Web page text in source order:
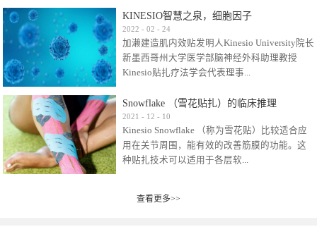
很多，比如试穿件衣服有时都会过敏，特定条
件下吃东西有时也会过敏，难道不吃不穿了？
其他品牌的在此我们不予评价，就KINESIO肌内
效贴布来说，40多年的研究开发制造肌内效贴
比如我本人，几乎天天接触KINESIO肌内效，无
论从皮肤适应性还是本人皮肤本身就不属于不
易过敏的那种，基本不会有过敏瘙痒的情况。
但是，当身体不适、休息不好、持续紧张等特
殊因素的影响下，有时还是会出现瘙痒过敏的
前后后居家近30天左右，感觉日子都日夜颠倒
KINESIO智慧之泉，细胞因子
2022 - 02 - 24
加濑建造肌内效贴发明人Kinesio University院长
新墨西哥州大学医学部脑神经外科助理教授
Kinesio贴扎疗法学会代表理事...
Kinesio Taping Association International
（KTAI）名誉会长 身体具有免疫、疼痛、细胞
破坏、发热、修复、增殖、再生等自然愈合能
力。 多作为细胞因子存在于皮肤表皮、真皮、
扎疗法）的效果是通过创造一个环境，使每种
Snowflake （雪花贴扎）的临床推理
2021 - 12 - 10
Kinesio Snowflake （称为雪花贴）比较适合应
用在关节周围，能有效的改善筋膜的功能。这
种贴扎技术可以适用于各层软...
组织:肌肉，肌腱，韧带（主要围绕有问题的关
查看更多>>